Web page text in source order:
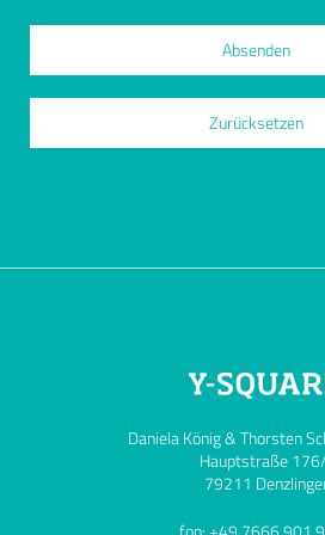
Daniela König & Thorsten
Hauptstraße
79211